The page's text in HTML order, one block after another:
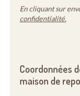
En cliquant sur
confidentialité.
Coordonnées
maison de